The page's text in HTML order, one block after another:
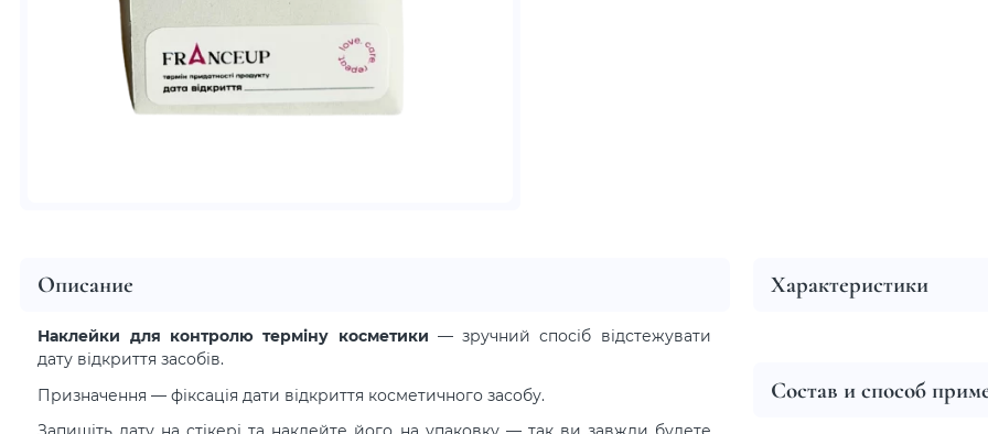
Описание
Наклейки для контролю терміну косметики — зручний спосіб відстежувати
дату відкриття засобів.
Призначення — фіксація дати відкриття косметичного засобу.
Состав и способ
Характеристики